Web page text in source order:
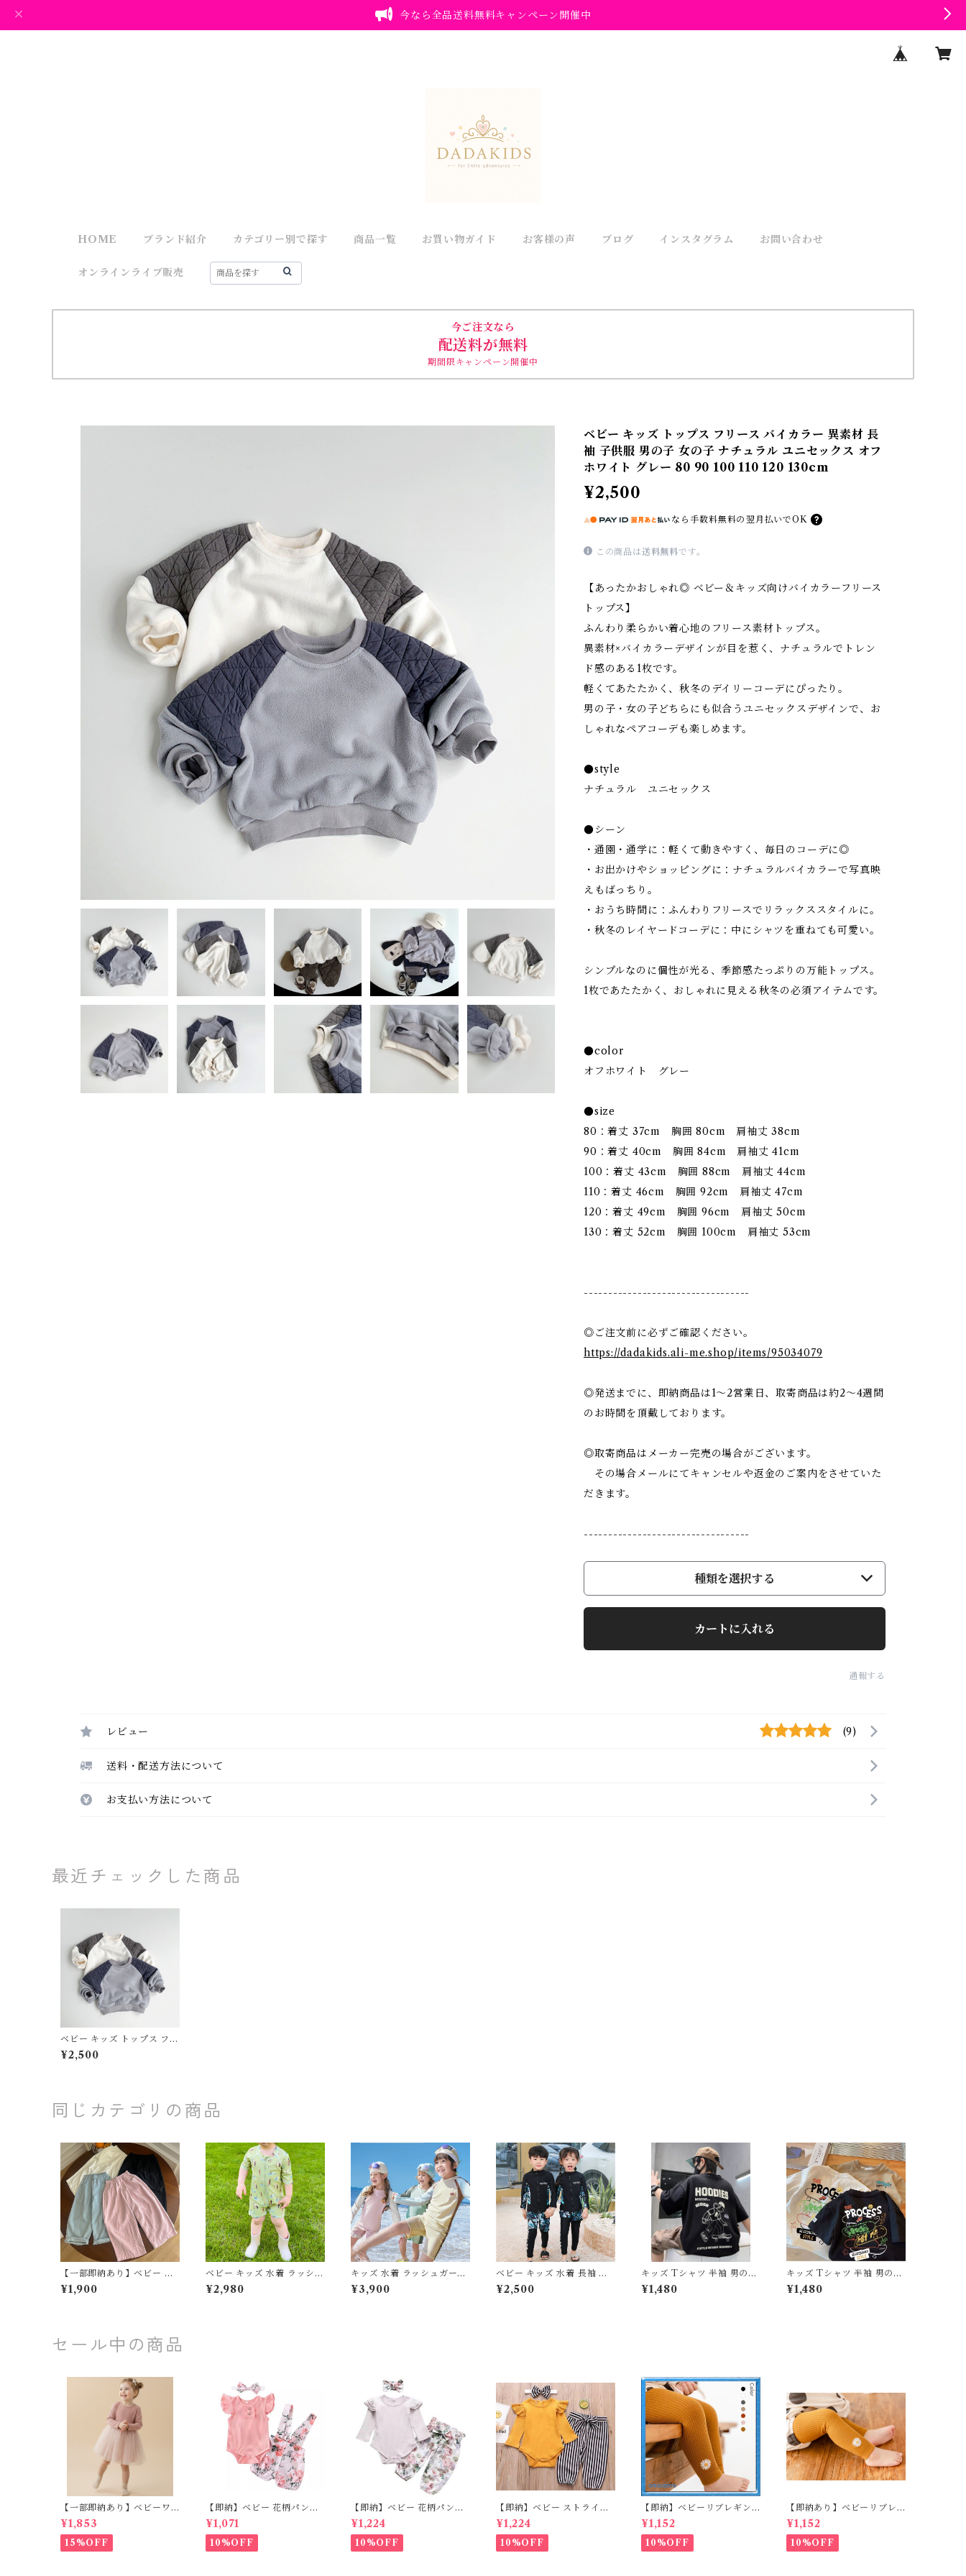
今なら全品送料無料キャンペーン開催中
HOME ブランド紹介 カテゴリー別で探す 商品一覧 お買い物ガイド お客様の声 ブログ インスタグラム お問い合わせ
オンラインライブ販売
今ご注文なら
配送料が無料
期間限キャンペーン開催中
ベビー キッズ トップス フリース バイカラー 異素材 長
袖 子供服 男の子 女の子 ナチュラル ユニセックス オフ
ホワイト グレー 80 90 100 110 120 130cm
¥2,500
なら 手数料無料の 翌月払いでOK
この商品は送料無料です。
【あったかおしゃれ◎ ベビー＆キッズ向けバイカラーフリース
トップス】
ふんわり柔らかい着心地のフリース素材トップス。
異素材×バイカラーデザインが目を惹く、ナチュラルでトレン
ド感のある1枚です。
軽くてあたたかく、秋冬のデイリーコーデにぴったり。
男の子・女の子どちらにも似合うユニセックスデザインで、お
しゃれなペアコーデも楽しめます。
●style
ナチュラル ユニセックス
●シーン
・通園・通学に：軽くて動きやすく、毎日のコーデに◎
・お出かけやショッピングに：ナチュラルバイカラーで写真映
えもばっちり。
・おうち時間に：ふんわりフリースでリラックススタイルに。
・秋冬のレイヤードコーデに：中にシャツを重ねても可愛い。
シンプルなのに個性が光る、季節感たっぷりの万能トップス。
1枚であたたかく、おしゃれに見える秋冬の必須アイテムです。
●color
オフホワイト グレー
●size
80：着丈 37cm 胸囲 80cm 肩袖丈 38cm
90：着丈 40cm 胸囲 84cm 肩袖丈 41cm
100：着丈 43cm 胸囲 88cm 肩袖丈 44cm
110：着丈 46cm 胸囲 92cm 肩袖丈 47cm
120：着丈 49cm 胸囲 96cm 肩袖丈 50cm
130：着丈 52cm 胸囲 100cm 肩袖丈 53cm
----------------------------------
◎ご注文前に必ずご確認ください。
https://dadakids.ali-me.shop/items/95034079
◎発送までに、即納商品は1〜2営業日、取寄商品は約2〜4週間
のお時間を頂戴しております。
◎取寄商品はメーカー完売の場合がございます。
その場合メールにてキャンセルや返金のご案内をさせていた
だきます。
----------------------------------
種類を選択する
カートに入れる
通報する
レビュー (9)
送料・配送方法について
お支払い方法について
最近チェックした商品
ベビー キッズ トップス フリ
ース バイカラー 異素材 長袖
子供服 男の子 女の子 ナチュ
¥2,500
同じカテゴリの商品
【一部即納あり】ベビー キ
ッズ ワイドパンツ ボトムス
リラックスストレート ウエ
ンク ブルー ブラック 90 10
0 110 120 130 140 150 160
¥1,900
ベビー キッズ 水着 ラッシュ
ガード 半袖 日焼け防止 アニ
マル柄 サーファー 子ども服
¥2,980
キッズ 水着 ラッシュガード
長袖 セパレート フリル 日焼
け防止 速乾 子ども服 男の子
¥3,900
ベビー キッズ 水着 長袖 ラ
ッシュガード 3点セット ス
リーピース ジッパー 子供服
¥2,500
キッズ Tシャツ 半袖 男の子
ストリート スケボー少年 バ
ックプリント トップス 90 1
¥1,480
キッズ Tシャツ 半袖 男の子
アメカジ ストリート スケボ
ー グラフィティ 落書き風 プ
¥1,480
セール中の商品
【一部即納あり】ベビーワ
ンピース 星柄ラメ チュール
ベビー服 写真撮影 子供服 フ
リル チュール 女の子 秋冬
春服 セレモニードレス 新生
¥1,853
15%OFF
【即納】ベビー 花柄パンツ
&フリルロンパースset＋ヘ
ッドバンド 3点セット☆女の
子 フェミニン 90㎝
¥1,071
10%OFF
【即納】ベビー 花柄パンツ
&ロンパースset＋ヘッドバ
ンド 3点セット☆女の子 フ
ェミニン 80cm
¥1,224
10%OFF
【即納】ベビー ストライプ
パンツ&フリルロンパースse
t＋ヘッドバンド 3点セット
☆女の子 マニッシュ 80㎝
¥1,224
10%OFF
【即納】ベビーリブレギン
ス キッズレギンス リブレギ
ンス 花柄 フラワー刺繍 ナチ
ュラル 90~102cm
¥1,152
10%OFF
【即納あり】ベビーリブレ
ギンス キッズレギンス リブ
レギンス 花柄 フラワー刺繍
ナチュラル 65~80cm
¥1,152
10%OFF